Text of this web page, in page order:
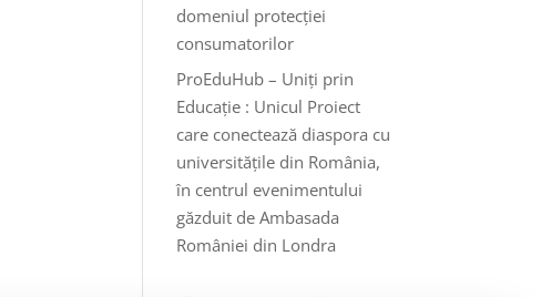
domeniul protecției
consumatorilor
ProEduHub – Uniți prin
Educație : Unicul Proiect
care conectează diaspora cu
universitățile din România,
în centrul evenimentului
găzduit de Ambasada
României din Londra